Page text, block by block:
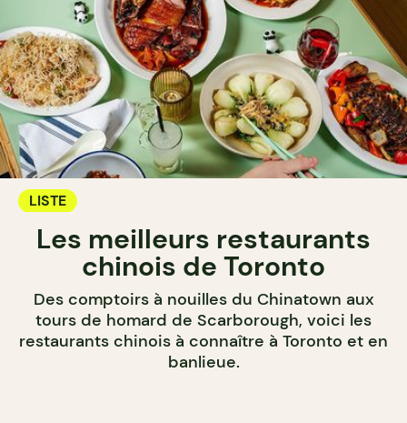
LISTE
Les meilleurs restaurants
chinois de Toronto
Des comptoirs à nouilles du Chinatown aux
tours de homard de Scarborough, voici les
restaurants chinois à connaître à Toronto et en
banlieue.